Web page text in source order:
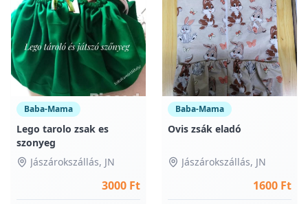
Baba-Mama
Lego tarolo zsak es
szonyeg
Jászárokszállás, JN
3000 Ft
Baba-Mama
Ovis zsák eladó
Jászárokszállás, JN
1600 Ft